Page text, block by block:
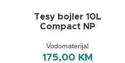
Tesy bojler 10L
Compact NP
Vodomaterijal
175,00 KM